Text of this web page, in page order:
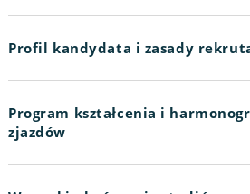
Profil kandydata i zasady
ukończonestudia licencjackielub
od kierunku.
Program kształcenia i
zjazdów
PROGRAM STUDIÓW - kliknij tutaj